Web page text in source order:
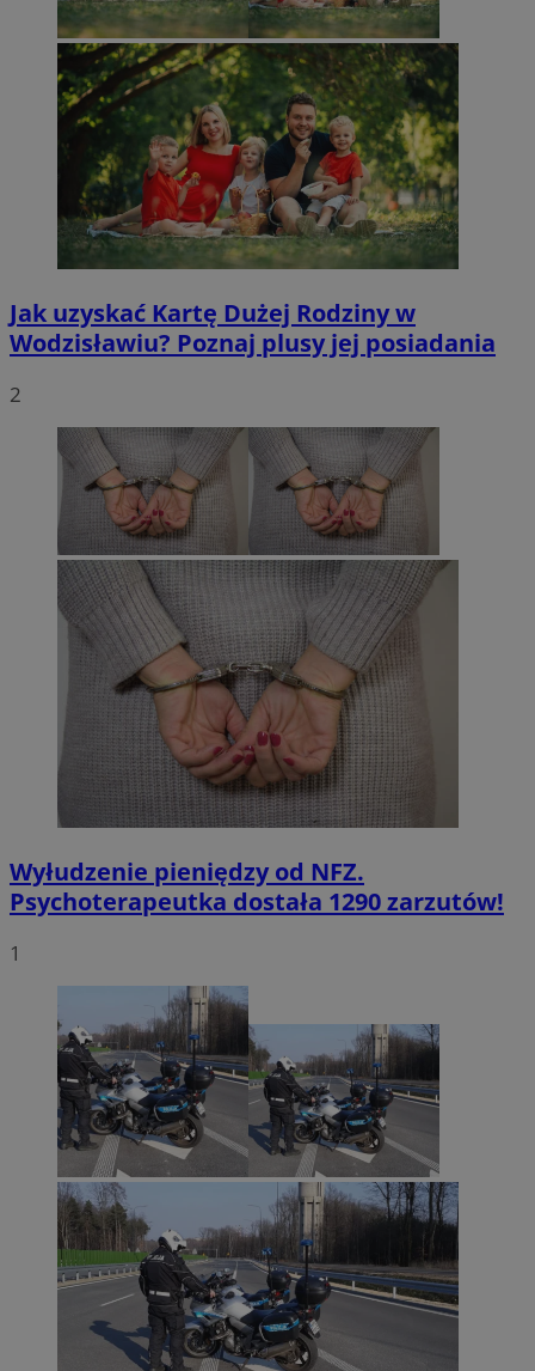
Jak uzyskać Kartę Dużej Rodziny w
Wodzisławiu? Poznaj plusy jej posiadania
2
Wyłudzenie pieniędzy od NFZ.
Psychoterapeutka dostała 1290 zarzutów!
1